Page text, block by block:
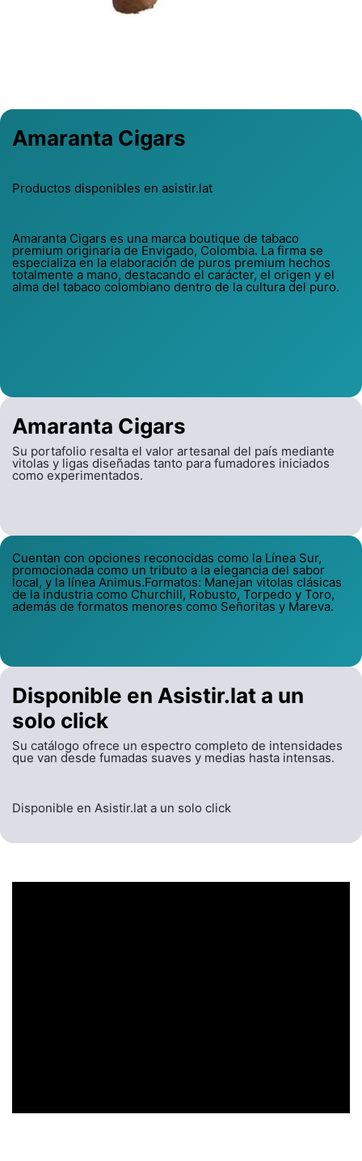
Amaranta Cigars
Su portafolio resalta el valor artesanal del país mediante
vitolas y ligas diseñadas tanto para fumadores iniciados
como experimentados.
Amaranta Cigars
Productos disponibles en asistir.lat
Amaranta Cigars es una marca boutique de tabaco
premium originaria de Envigado, Colombia. La firma se
especializa en la elaboración de puros premium hechos
totalmente a mano, destacando el carácter, el origen y el
alma del tabaco colombiano dentro de la cultura del puro.
Cuentan con opciones reconocidas como la Línea Sur,
promocionada como un tributo a la elegancia del sabor
local, y la línea Animus.Formatos: Manejan vitolas clásicas
de la industria como Churchill, Robusto, Torpedo y Toro,
además de formatos menores como Señoritas y Mareva.
Disponible en Asistir.lat a un
solo click
Su catálogo ofrece un espectro completo de intensidades
que van desde fumadas suaves y medias hasta intensas.
Disponible en Asistir.lat a un solo click